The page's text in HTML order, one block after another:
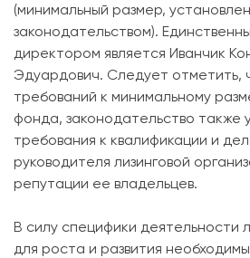
(минимальный размер,
законодательством).
директором является Иванчик
Эдуардович. Следует отметить,
требований к минимальному
фонда, законодательство также
требования к квалификации и
руководителя лизинговой
репутации ее владельцев.
В силу специфики деятельности
для роста и развития